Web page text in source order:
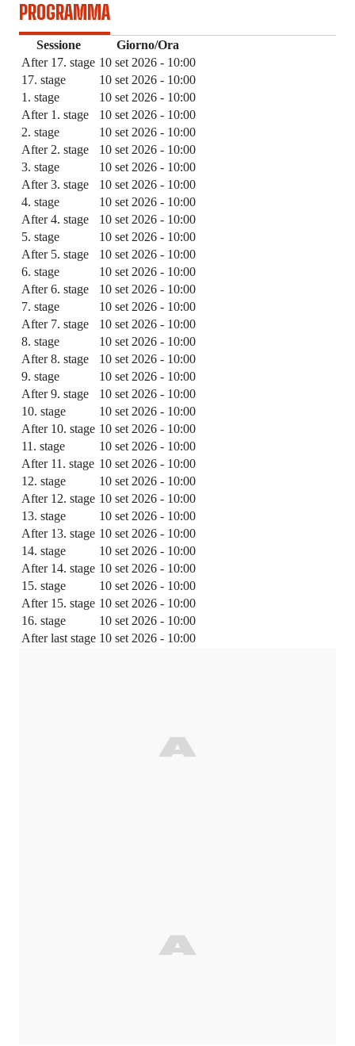
PROGRAMMA
Sessione
Giorno/Ora
After 17. stage 10 set 2026 - 10:00
17. stage
10 set 2026 - 10:00
1. stage
10 set 2026 - 10:00
After 1. stage
10 set 2026 - 10:00
2. stage
10 set 2026 - 10:00
After 2. stage
10 set 2026 - 10:00
3. stage
10 set 2026 - 10:00
After 3. stage
10 set 2026 - 10:00
4. stage
10 set 2026 - 10:00
After 4. stage
10 set 2026 - 10:00
5. stage
10 set 2026 - 10:00
After 5. stage
10 set 2026 - 10:00
6. stage
10 set 2026 - 10:00
After 6. stage
10 set 2026 - 10:00
7. stage
10 set 2026 - 10:00
After 7. stage
10 set 2026 - 10:00
8. stage
10 set 2026 - 10:00
After 8. stage
10 set 2026 - 10:00
9. stage
10 set 2026 - 10:00
After 9. stage
10 set 2026 - 10:00
10. stage
10 set 2026 - 10:00
After 10. stage 10 set 2026 - 10:00
11. stage
10 set 2026 - 10:00
After 11. stage 10 set 2026 - 10:00
12. stage
10 set 2026 - 10:00
After 12. stage 10 set 2026 - 10:00
13. stage
10 set 2026 - 10:00
After 13. stage 10 set 2026 - 10:00
14. stage
10 set 2026 - 10:00
After 14. stage 10 set 2026 - 10:00
15. stage
10 set 2026 - 10:00
After 15. stage 10 set 2026 - 10:00
16. stage
10 set 2026 - 10:00
After last stage 10 set 2026 - 10:00